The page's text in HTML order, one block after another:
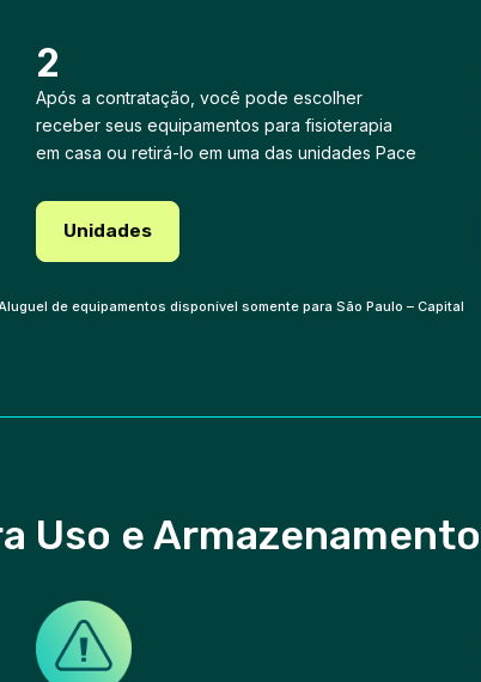
2
Após a contratação, você pode escolher
receber seus equipamentos para fisioterapia
em casa ou retirá-lo em uma das unidades Pace
Unidades
de equipamentos disponível somente para São Paulo – Capital
Uso e Armazenamento